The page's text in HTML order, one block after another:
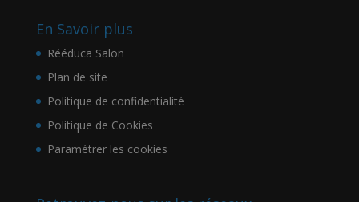
En Savoir plus
Rééduca Salon
Plan de site
Politique de confidentialité
Politique de Cookies
Paramétrer les cookies